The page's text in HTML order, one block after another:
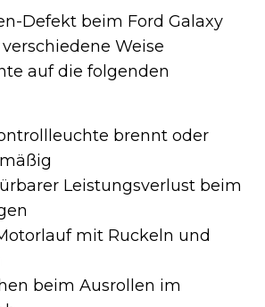
Defekt beim Ford Galaxy
Weise
auf die folgenden
brennt oder
Leistungsverlust beim
mit Ruckeln und
beim Ausrollen im